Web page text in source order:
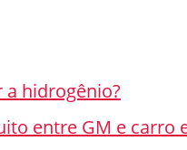
hidrogênio?
entre GM e carro